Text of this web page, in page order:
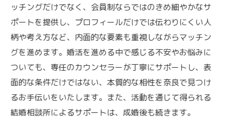
ッチングだけでなく、会員制ならではのきめ細やかなサ
ポートを提供し、プロフィールだけでは伝わりにくい人
柄や考え方など、内面的な要素も重視しながらマッチン
グを進めます。婚活を進める中で感じる不安やお悩みに
ついても、専任のカウンセラーが丁寧にサポートし、表
面的な条件だけではない、本質的な相性を奈良で見つけ
るお手伝いをいたします。また、活動を通じて得られる
結婚相談所によるサポートは、成婚後も続きます。